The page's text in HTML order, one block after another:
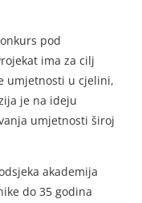
pod
ima za cilj
umjetnosti u cjelini,
je na ideju
umjetnosti široj
akademija
do 35 godina